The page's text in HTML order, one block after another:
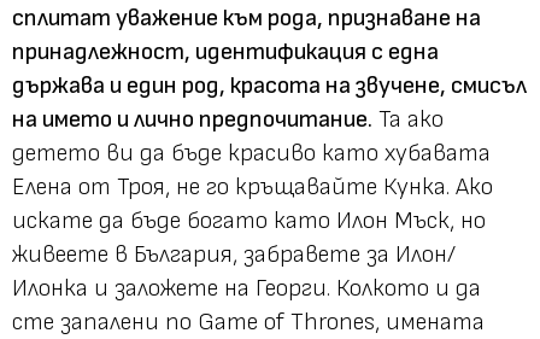
сплитат уважение към рода, признаване на
принадлежност, идентификация с една
държава и един род, красота на звучене, смисъл
на името и лично предпочитание. Та ако
детето ви да бъде красиво като хубавата
Елена от Троя, не го кръщавайте Кунка. Ако
искате да бъде богато като Илон Мъск, но
живеете в България, забравете за Илон/
Илонка и заложете на Георги. Колкото и да
сте запалени по Game of Тhrones, имената